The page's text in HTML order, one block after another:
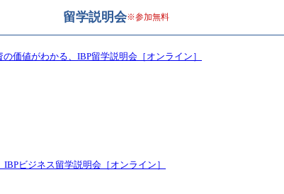
留学説明会※参加無料
価値がわかる、IBP留学説明会［オンライン］
ビジネス留学説明会［オンライン］